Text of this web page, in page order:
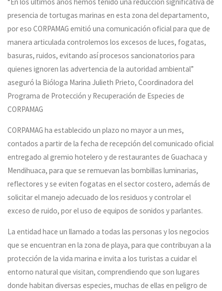
presencia de tortugas marinas en esta zona del departamento,
por eso CORPAMAG emitió una comunicación oficial para que de
manera articulada controlemos los excesos de luces, fogatas,
basuras, ruidos, evitando así procesos sancionatorios para
quienes ignoren las advertencia de la autoridad ambiental”
aseguró la Bióloga Marina Julieth Prieto, Coordinadora del
Programa de Protección y Recuperación de Especies de
CORPAMAG
CORPAMAG ha establecido un plazo no mayor a un mes,
contados a partir de la fecha de recepción del comunicado oficial
entregado al gremio hotelero y de restaurantes de Guachaca y
Mendihuaca, para que se remuevan las bombillas luminarias,
reflectores y se eviten fogatas en el sector costero, además de
solicitar el manejo adecuado de los residuos y controlar el
exceso de ruido, por el uso de equipos de sonidos y parlantes.
La entidad hace un llamado a todas las personas y los negocios
que se encuentran en la zona de playa, para que contribuyan a la
protección de la vida marina e invita a los turistas a cuidar el
entorno natural que visitan, comprendiendo que son lugares
donde habitan diversas especies, muchas de ellas en peligro de